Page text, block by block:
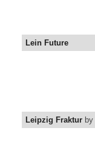
Lein Future
Leipzig Fraktur by